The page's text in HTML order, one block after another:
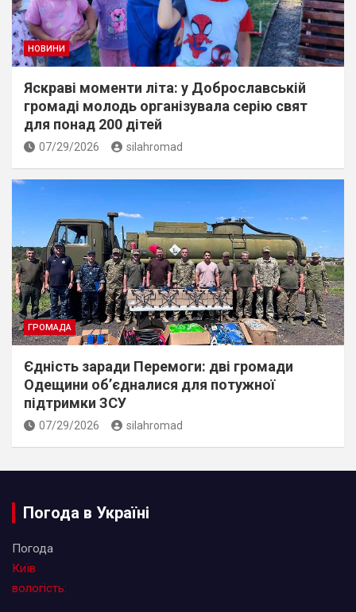
НОВИНИ
Яскраві моменти літа: у Доброславській
громаді молодь організувала серію свят
для понад 200 дітей
07/29/2026 silahromad
ГРОМАДА
Єдність заради Перемоги: дві громади
Одещини об’єдналися для потужної
підтримки ЗСУ
07/29/2026 silahromad
Погода в Україні
Погода
Київ
вологість: